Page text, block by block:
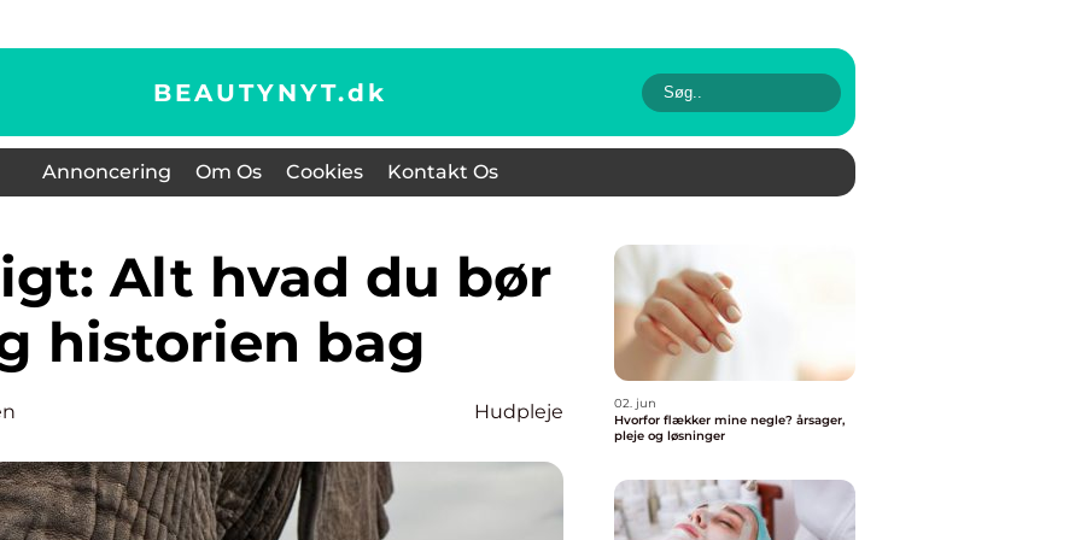
BEAUTYNYT.dk
Annoncering Om Os Cookies Kontakt Os
historien bag
Hudpleje
02. jun
Hvorfor flækker mine negle? årsager,
pleje og løsninger